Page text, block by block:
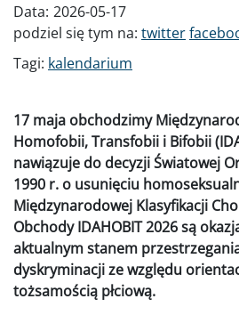
Data: 2026-05-17
podziel się tym na: twitter
Tagi: kalendarium
17 maja obchodzimy
Homofobii, Transfobii i Bifobii
nawiązuje do decyzji Światowej
1990 r. o usunięciu
Międzynarodowej Klasyfikacji
Obchody IDAHOBIT 2026 są
aktualnym stanem
dyskryminacji ze względu
tożsamością płciową.